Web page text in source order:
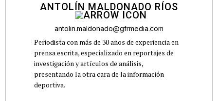
ANTOLÍN MALDONADO RÍOS
antolin.maldonado@gfrmedia.com
Periodista con más de 30 años de experiencia en
prensa escrita, especializado en reportajes de
investigación y artículos de análisis,
presentando la otra cara de la información
deportiva.